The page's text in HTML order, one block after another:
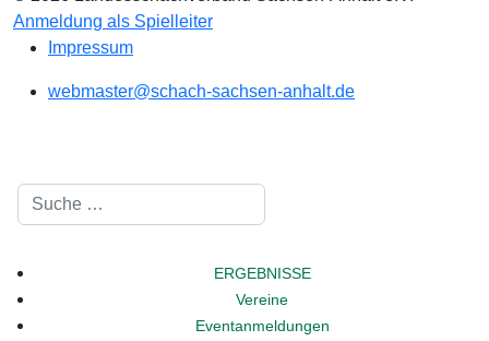
Anmeldung als Spielleiter
Impressum
webmaster@schach-sachsen-anhalt.de
ERGEBNISSE
Vereine
Eventanmeldungen